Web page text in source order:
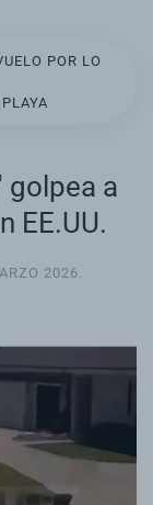
POR LO
golpea a
EE.UU.
2026